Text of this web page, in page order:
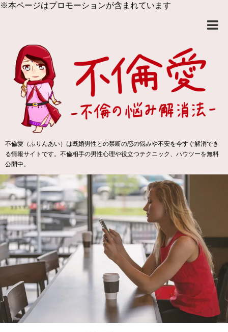
※本ページはプロモーションが含まれています
不倫愛（ふりんあい）は既婚男性との禁断の恋の悩みや不安を今すぐ解消でき
る情報サイトです。不倫相手の男性心理や役立つテクニック、ハウツーを無料
公開中。